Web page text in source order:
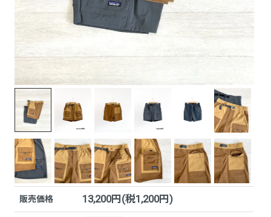
販売価格 13,200円(税1,200円)